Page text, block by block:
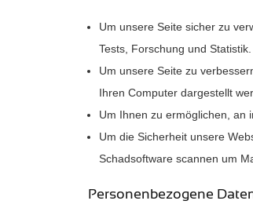
Um unsere Seite sicher zu
Tests, Forschung und Statistik.
Um unsere Seite zu
Ihren Computer dargestellt
Um Ihnen zu ermöglichen, an
Um die Sicherheit unsere
Schadsoftware scannen um
Personenbezogene